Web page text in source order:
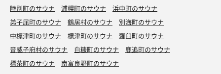
陸別町のサウナ 浦幌町のサウナ
浜中町のサウナ
弟子屈町のサウナ
鶴居村のサウナ
別海町のサウナ
中標津町のサウナ
標津町のサウナ
羅臼町のサウナ
音威子府村のサウナ
白糠町のサウナ
鹿追町のサウナ
標茶町のサウナ
南富良野町のサウナ